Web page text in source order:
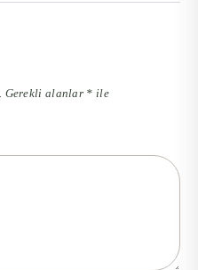
Gerekli alanlar * ile